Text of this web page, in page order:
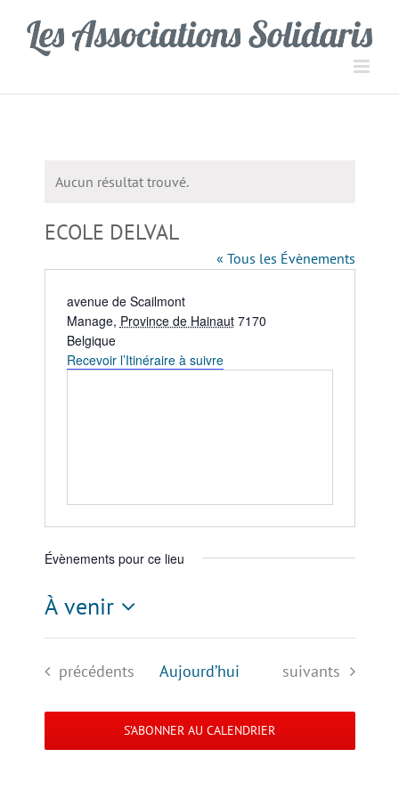
contenu
Notice
Aucun résultat trouvé.
ECOLE DELVAL
« Tous les Évènements
Adresse
avenue de Scailmont
Manage, Province de Hainaut 7170
Belgique
Recevoir l’Itinéraire à suivre
Évènements pour ce lieu
À venir
Sélectionnez
date.
Évènements
précédents Aujourd’hui Évènements
suivants
S’ABONNER AU CALENDRIER